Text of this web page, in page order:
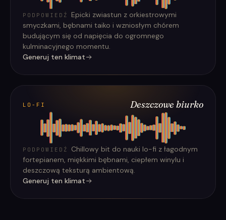
PODPOWIEDŹ
Epicki zwiastun z orkiestrowymi
smyczkami, bębnami taiko i wzniosłym chórem
budującym się od napięcia do ogromnego
kulminacyjnego momentu.
Generuj ten klimat
LO-FI Deszczowe biurko
PODPOWIEDŹ
Chillowy bit do nauki lo-fi z łagodnym
fortepianem, miękkimi bębnami, ciepłem winylu i
deszczową teksturą ambientową.
Generuj ten klimat